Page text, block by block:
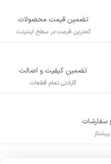
تضمین قیمت محصولات
کمترین قیمت در سطح اینترنت
تضمین کیفیت و اصالت
گارانتی تمام قطعات
سفارشات